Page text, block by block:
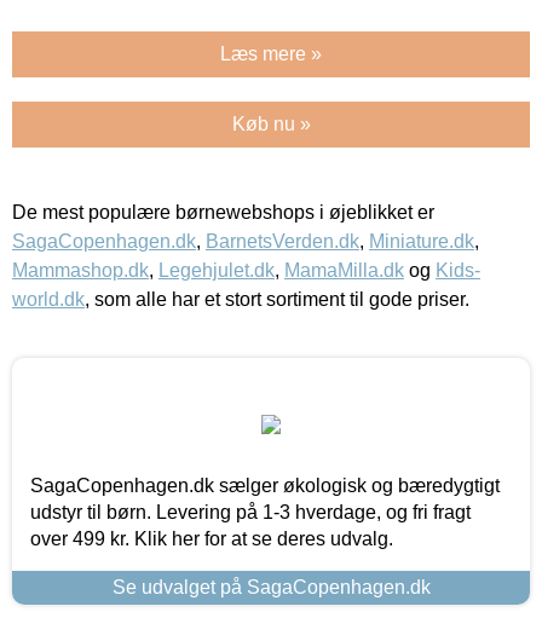
Læs mere »
Køb nu »
De mest populære børnewebshops i øjeblikket er
SagaCopenhagen.dk, BarnetsVerden.dk, Miniature.dk,
Mammashop.dk, Legehjulet.dk, MamaMilla.dk og Kids-
world.dk, som alle har et stort sortiment til gode priser.
SagaCopenhagen.dk sælger økologisk og bæredygtigt
udstyr til børn. Levering på 1-3 hverdage, og fri fragt
over 499 kr. Klik her for at se deres udvalg.
Se udvalget på SagaCopenhagen.dk